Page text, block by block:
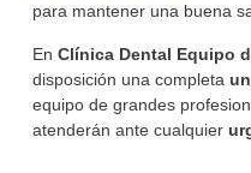
para mantener una buena
EnClínica Dental Equipo
disposición una completa
equipo de grandes
atenderán ante cualquier